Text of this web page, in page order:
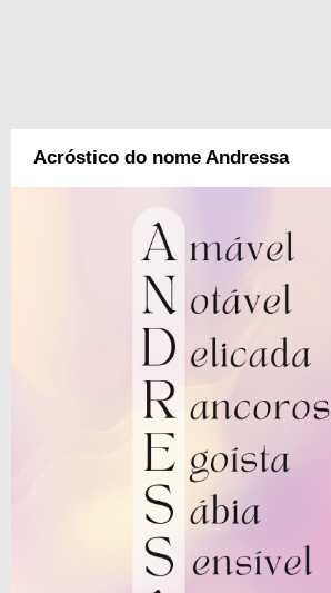
Acróstico do nome Andressa